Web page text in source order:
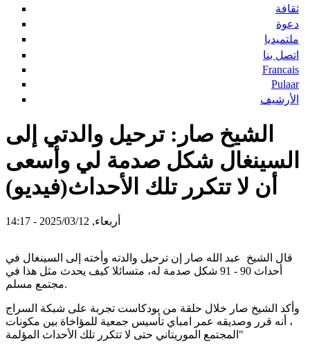
ثقافة
دعوة
ملتميديا
اتصل بنا
Francais
Pulaar
الأرشيف
الشيخ صار: ترحيل والدتي إلى
السينغال شكل صدمة لي وأسعى
أن لا تتكرر تلك الأحداث(فيديو)
أربعاء, 2025/03/12 - 14:17
قال الشيخ عبد الله صار إن ترحيل والدته وأخته إلى السينغال في
أحداث 90 - 91 شكل صدمة له، متسائلا كيف يحدث مثل هذا في
مجتمع مسلم.
وأكد الشيخ صار خلال حلقة من بودكاست تجربة على شبكة السراج
، أنه قرر وصديقه عمر امباي تأسيس جمعية للمؤاخاة بين مكونات
المجتمع الموريتاني حتى لا تتكرر تلك الأحداث المؤلمة"